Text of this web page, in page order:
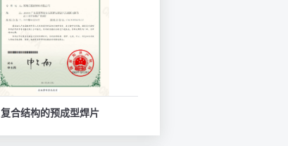
复合结构的预成型焊片